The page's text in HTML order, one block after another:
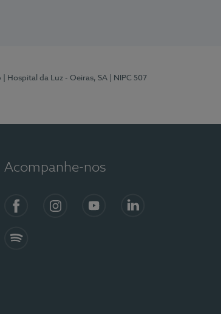
| Hospital da Luz - Oeiras, SA
| NIPC 507
Acompanhe-nos